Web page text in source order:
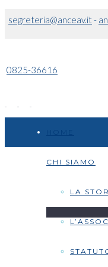
segreteria@anceav.it-
0825-36616
CHI SIAMO
LA